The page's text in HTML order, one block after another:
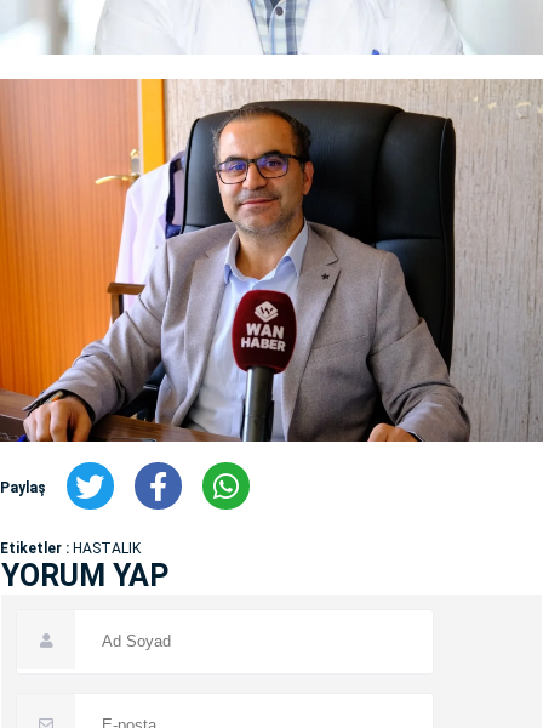
Paylaş
Etiketler : HASTALIK
YORUM YAP